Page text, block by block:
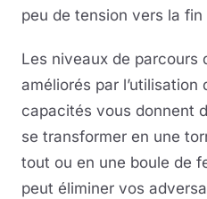
peu de tension vers la
Les niveaux de parcours
améliorés par l’utilisation
capacités vous donnent
se transformer en une
tout ou en une boule de
peut éliminer vos